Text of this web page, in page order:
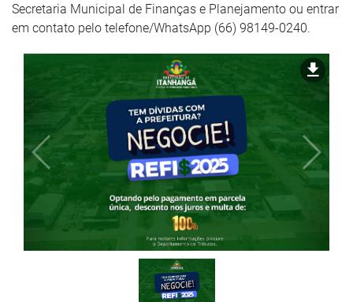
Secretaria Municipal de Finanças e Planejamento ou entrar
em contato pelo telefone/WhatsApp (66) 98149-0240.